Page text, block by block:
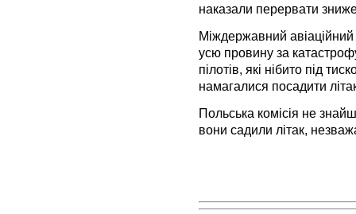
наказали перервати
Міждержавний авіаційний
усю провину за
пілотів, які нібито під
намагалися посадити
Польська комісія не
вони садили літак,